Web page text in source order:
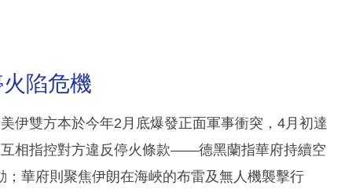
陷危機
伊雙方本於今年2月底爆發正面軍事衝突，4月初達
相指控對方違反停火條款——德黑蘭指華府持續空
華府則聚焦伊朗在海峽的布雷及無人機襲擊行